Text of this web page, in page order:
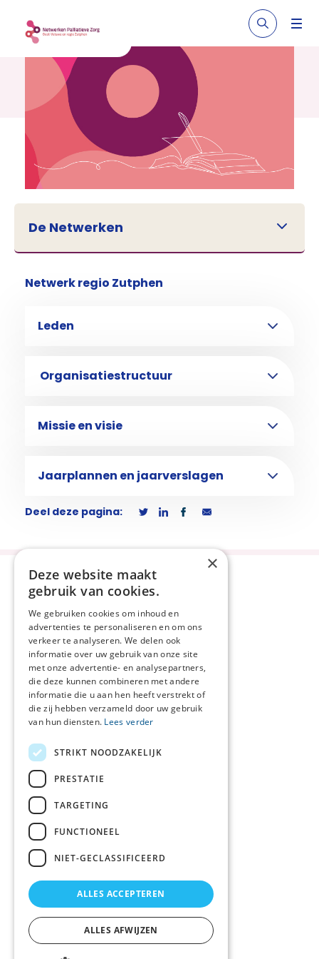
De Netwerken
Netwerk regio Zutphen
Leden
Organisatiestructuur
Missie en visie
Jaarplannen en jaarverslagen
Deel deze pagina:
Privacyverklaring
Disclaimer
Cookieverklaring
Beveiligingskwetsbaarheid
melden
Oost-Veluwe
Berdine Koekoek
T 06 - 36 58 16 51
.koekoek@gelre.nl
Netwerkcoördinator
regio Zutphen
Marleen de Lange
T 06 - 83 67 71 89
m.delange@sensire.nl
×
Deze website maakt
gebruik van cookies.
We gebruiken cookies om inhoud en
advertenties te personaliseren en om ons
verkeer te analyseren. We delen ook
informatie over uw gebruik van onze site
met onze advertentie- en analysepartners,
die deze kunnen combineren met andere
informatie die u aan hen heeft verstrekt of
die zij hebben verzameld door uw gebruik
van hun diensten. Lees verder
STRIKT NOODZAKELIJK
PRESTATIE
TARGETING
FUNCTIONEEL
NIET-GECLASSIFICEERD
ALLES ACCEPTEREN
ALLES AFWIJZEN